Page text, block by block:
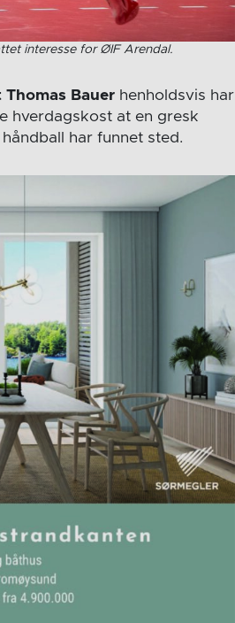
interesse for ØIF Arendal.
Bauer henholdsvis har
hverdagskost at en gresk
har funnet sted.